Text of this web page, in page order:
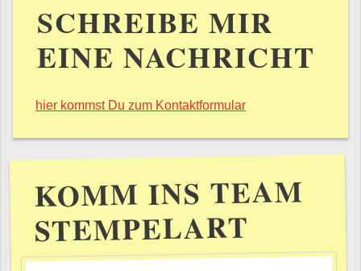
SCHREIBE MIR
EINE NACHRICHT
hier kommst Du zum Kontaktformular
KOMM INS TEAM
STEMPELART